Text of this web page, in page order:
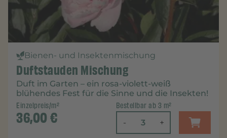
Bienen- und Insektenmischung
Duftstauden Mischung
Duft im Garten – ein rosa-violett-weiß
blühendes Fest für die Sinne und die Insekten!
Einzelpreis/m²
36,00€
Bestellbar ab 3 m²
- +